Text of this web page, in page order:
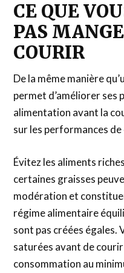
CE QUE
PAS
COURIR
De la même manière
permet d’améliorer ses
alimentation avant la
sur les performances de
Évitez les aliments
certaines graisses
modération et
régime alimentaire
sont pas créées égales.
saturées avant de
consommation au